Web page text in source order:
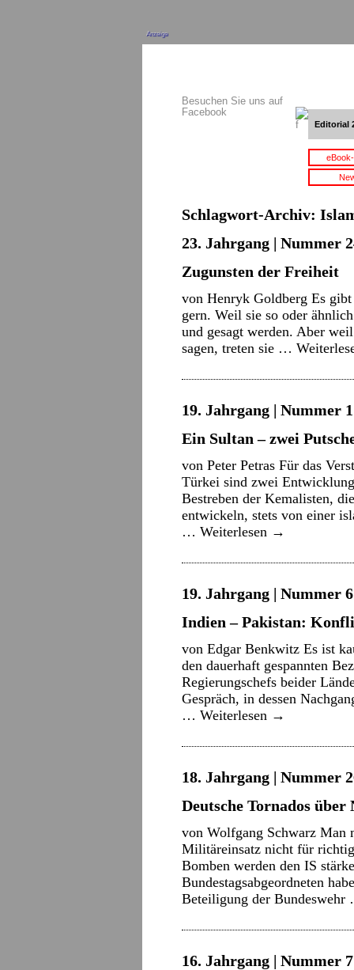
Anzeige
Besuchen Sie uns auf
Facebook
Editorial
Schlagwort-Archiv:
23. Jahrgang | Nummer
Zugunsten der Freiheit
von Henryk Goldberg Es
gern. Weil sie so oder
und gesagt werden. Aber
sagen, treten sie …
19. Jahrgang | Nummer
Ein Sultan – zwei
von Peter Petras Für das
Türkei sind zwei
Bestreben der Kemalisten,
entwickeln, stets von einer
… Weiterlesen →
19. Jahrgang | Nummer
Indien – Pakistan:
von Edgar Benkwitz Es ist
den dauerhaft gespannten
Regierungschefs beider
Gespräch, in dessen
… Weiterlesen →
18. Jahrgang | Nummer
Deutsche Tornados über
von Wolfgang Schwarz Man
Militäreinsatz nicht für
Bomben werden den IS
Bundestagsabgeordneten
Beteiligung der
16. Jahrgang | Nummer